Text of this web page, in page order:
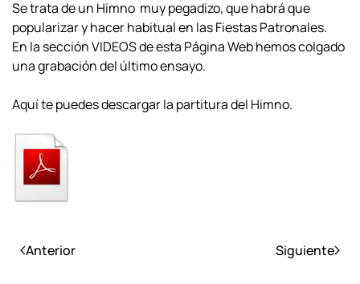
Se trata de un Himno muy pegadizo, que habrá que
popularizar y hacer habitual en las Fiestas Patronales.
En la sección VIDEOS de esta Página Web hemos colgado
una grabación del último ensayo.
Aquí te puedes descargar la partitura del Himno.
Anterior Siguiente